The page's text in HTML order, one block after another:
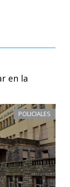
en la
POLICIALES